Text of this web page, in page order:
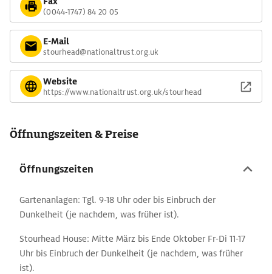
(0044-1747) 84 20 05
E-Mail
stourhead@nationaltrust.org.uk
Website
https://www.nationaltrust.org.uk/stourhead
Öffnungszeiten & Preise
Öffnungszeiten
Gartenanlagen: Tgl. 9-18 Uhr oder bis Einbruch der
Dunkelheit (je nachdem, was früher ist).
Stourhead House: Mitte März bis Ende Oktober Fr-Di 11-17
Uhr bis Einbruch der Dunkelheit (je nachdem, was früher
ist).